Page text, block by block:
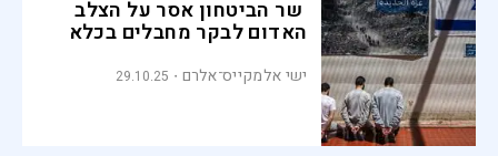
שר הביטחון אסר על הצלב
האדום לבקר מחבלים בכלא
ישי אלמקייס־אלרם 29.10.25